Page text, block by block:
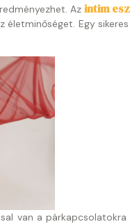
Az intim
Egy
van a